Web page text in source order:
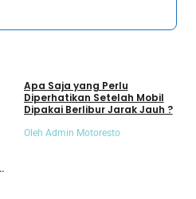
Apa Saja yang Perlu
Diperhatikan Setelah Mobil
Dipakai Berlibur Jarak Jauh ?
Oleh Admin Motoresto